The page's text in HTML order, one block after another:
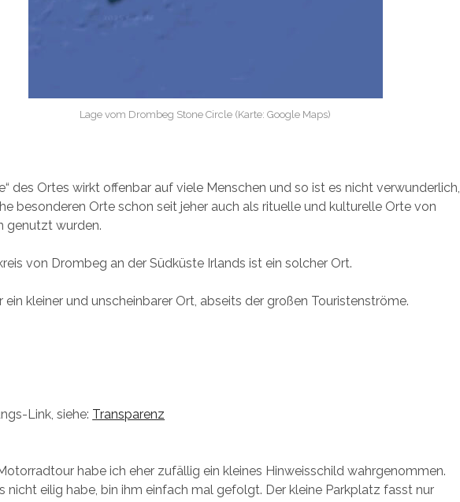
Lage vom Drombeg Stone Circle (Karte: Google Maps)
des Ortes wirkt offenbar auf viele Menschen und so ist es nicht verwunderlich,
besonderen Orte schon seit jeher auch als rituelle und kulturelle Orte von
genutzt wurden.
von Drombeg an der Südküste Irlands ist ein solcher Ort.
ein kleiner und unscheinbarer Ort, abseits der großen Touristenströme.
Link, siehe: Transparenz
habe ich eher zufällig ein kleines Hinweisschild wahrgenommen.
nicht eilig habe, bin ihm einfach mal gefolgt. Der kleine Parkplatz fasst nur